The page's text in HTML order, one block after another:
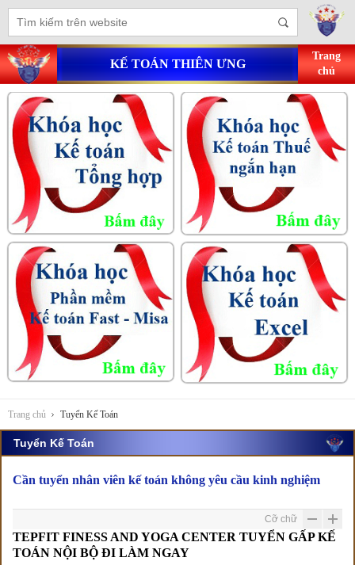
KẾ TOÁN THIÊN ƯNG
Trang
chủ
Trang chủ Tuyển Kế Toán
Tuyển Kế Toán
Cần tuyển nhân viên kế toán không yêu cầu kinh nghiệm
Cỡ chữ
TEPFIT FINESS AND YOGA CENTER TUYỂN GẤP KẾ
TOÁN NỘI BỘ ĐI LÀM NGAY